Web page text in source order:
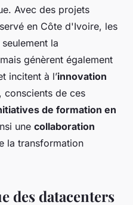
Avec des projets
en Côte d'Ivoire, les
la
génèrent également
incitent à l’innovation
conscients de ces
de formation en
une collaboration
la transformation
des datacenters